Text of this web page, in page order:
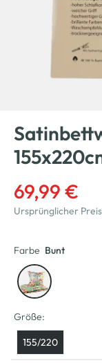
69,99 €
Ursprünglicher
Farbe Bunt
Größe:
155/220